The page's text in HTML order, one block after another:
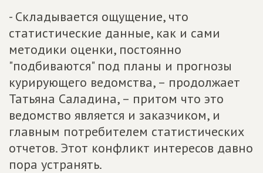
- Складывается ощущение, что
статистические данные, как и сами
методики оценки, постоянно
"подбиваются" под планы и прогнозы
курирующего ведомства, – продолжает
Татьяна Саладина, – притом что это
ведомство является и заказчиком, и
главным потребителем статистических
отчетов. Этот конфликт интересов давно
пора устранять.